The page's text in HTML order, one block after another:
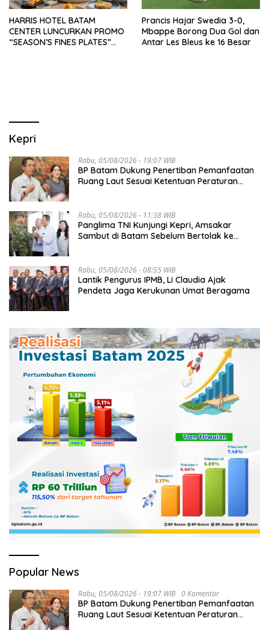
HARRIS HOTEL BATAM
CENTER LUNCURKAN PROMO
“SEASON’S FINES PLATES”
Prancis Hajar Swedia 3-0,
Mbappe Borong Dua Gol dan
Antar Les Bleus ke 16 Besar
Kepri
Rabu, 05/08/2026 - 19:07 WIB
BP Batam Dukung Penertiban Pemanfaatan
Ruang Laut Sesuai Ketentuan Peraturan
Rabu, 05/08/2026 - 11:38 WIB
Panglima TNI Kunjungi Kepri, Amsakar
Sambut di Batam Sebelum Bertolak ke
Rabu, 05/08/2026 - 08:55 WIB
Lantik Pengurus IPMB, Li Claudia Ajak
Pendeta Jaga Kerukunan Umat Beragama
Popular News
Rabu, 05/08/2026 - 19:07 WIB 0 Komentar
BP Batam Dukung Penertiban Pemanfaatan
Ruang Laut Sesuai Ketentuan Peraturan